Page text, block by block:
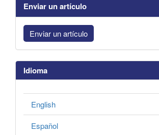
Enviar un artículo
Enviar un artículo
Idioma
English
Español